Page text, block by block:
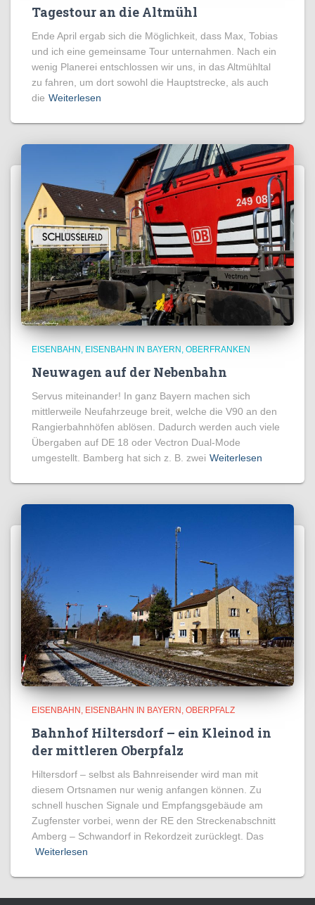
Tagestour an die Altmühl
Ende April ergab sich die Möglichkeit, dass Max, Tobias
und ich eine gemeinsame Tour unternahmen. Nach ein
wenig Planerei entschlossen wir uns, in das Altmühltal
zu fahren, um dort sowohl die Hauptstrecke, als auch
die Weiterlesen
EISENBAHN EISENBAHN IN BAYERN OBERFRANKEN
Neuwagen auf der Nebenbahn
Servus miteinander! In ganz Bayern machen sich
mittlerweile Neufahrzeuge breit, welche die V90 an den
Rangierbahnhöfen ablösen. Dadurch werden auch viele
Übergaben auf DE 18 oder Vectron Dual-Mode
umgestellt. Bamberg hat sich z. B. zwei Weiterlesen
EISENBAHN EISENBAHN IN BAYERN OBERPFALZ
Bahnhof Hiltersdorf – ein Kleinod in
der mittleren Oberpfalz
Hiltersdorf – selbst als Bahnreisender wird man mit
diesem Ortsnamen nur wenig anfangen können. Zu
schnell huschen Signale und Empfangsgebäude am
Zugfenster vorbei, wenn der RE den Streckenabschnitt
Amberg – Schwandorf in Rekordzeit zurücklegt. Das
Weiterlesen